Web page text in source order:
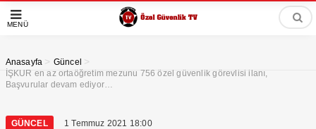
MENÜ
Anasayfa > Güncel >
İŞKUR en az ortaöğretim mezunu 756 özel güvenlik görevlisi ilanı,
Başvurular devam ediyor…
GÜNCEL 1 Temmuz 2021 18:00